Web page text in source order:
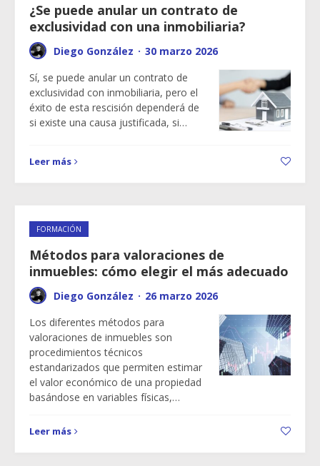
¿Se puede anular un contrato de
exclusividad con una inmobiliaria?
Diego González · 30 marzo 2026
Sí, se puede anular un contrato de
exclusividad con inmobiliaria, pero el
éxito de esta rescisión dependerá de
si existe una causa justificada, si…
Leer más
FORMACIÓN
Métodos para valoraciones de
inmuebles: cómo elegir el más adecuado
Diego González · 26 marzo 2026
Los diferentes métodos para
valoraciones de inmuebles son
procedimientos técnicos
estandarizados que permiten estimar
el valor económico de una propiedad
basándose en variables físicas,…
Leer más